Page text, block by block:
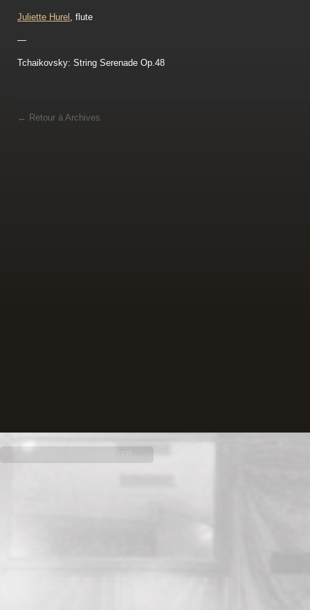
Juliette Hurel , flute
—
Tchaikovsky: String Serenade Op.48
← Retour à Archives